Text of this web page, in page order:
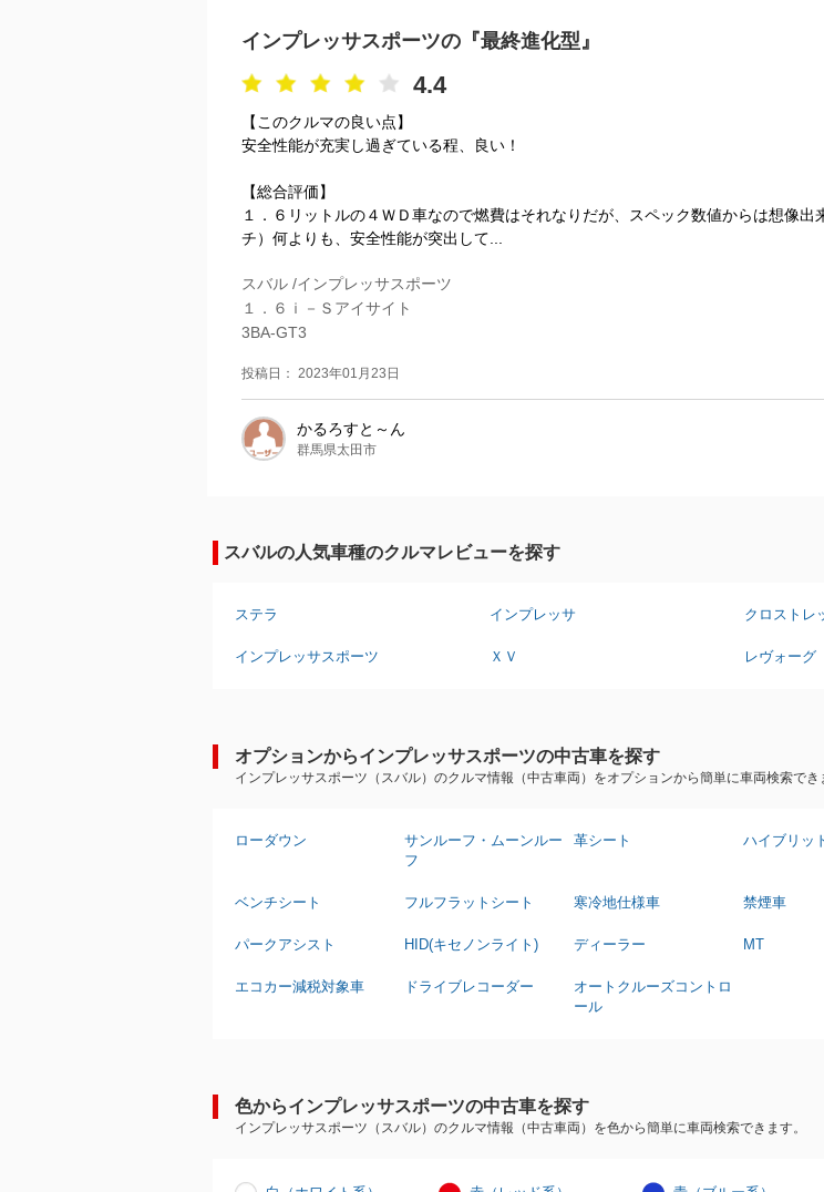
インプレッサスポーツの『最終進化型』
4.4
【このクルマの良い点】
安全性能が充実し過ぎている程、良い！
【総合評価】
１．６リットルの４ＷＤ車なので燃費はそれなりだが、スペック数値からは想像
チ）何よりも、安全性能が突出して...
スバル /インプレッサスポーツ
１．６ｉ－Ｓアイサイト
3BA-GT3
投稿日： 2023年01月23日
かるろすと～ん
群馬県太田市
スバルの人気車種のクルマレビューを探す
ステラ インプレッサ クロストレ
インプレッサスポーツ ＸＶ レヴォーグ
オプションからインプレッサスポーツの中古車を探す
インプレッサスポーツ（スバル）のクルマ情報（中古車両）をオプションから簡単に車両検索でき
ローダウン
サンルーフ・ムーンルー
フ
革シート ハイブリッ
ベンチシート フルフラットシート 寒冷地仕様車 禁煙車
パークアシスト HID(キセノンライト) ディーラー MT
エコカー減税対象車 ドライブレコーダー
オートクルーズコントロ
ール
色からインプレッサスポーツの中古車を探す
インプレッサスポーツ（スバル）のクルマ情報（中古車両）を色から簡単に車両検索できます。